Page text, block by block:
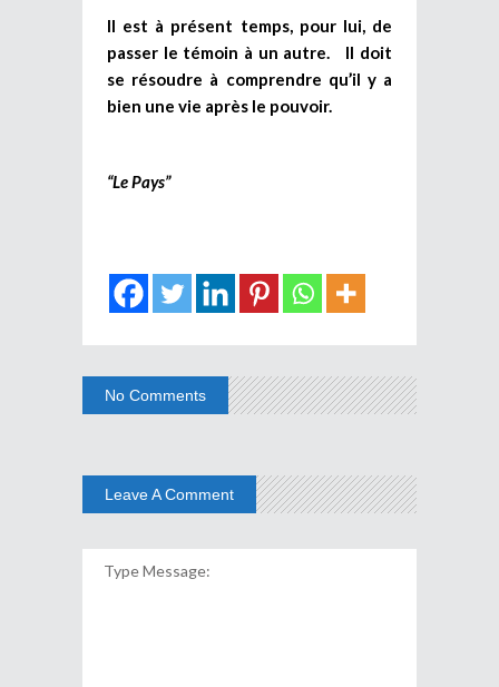
Il est à présent temps, pour lui, de
passer le témoin à un autre. Il doit
se résoudre à comprendre qu’il y a
bien une vie après le pouvoir.
“Le Pays”
No Comments
Leave A Comment